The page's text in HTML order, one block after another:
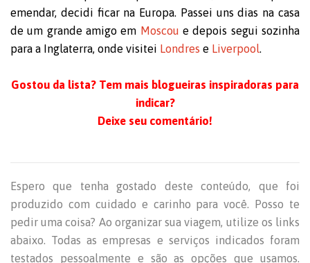
emendar, decidi ficar na Europa. Passei uns dias na casa
de um grande amigo em Moscou e depois segui sozinha
para a Inglaterra, onde visitei Londres e Liverpool.
Gostou da lista? Tem mais blogueiras inspiradoras para
indicar?
Deixe seu comentário!
Espero que tenha gostado deste conteúdo, que foi
produzido com cuidado e carinho para você. Posso te
pedir uma coisa? Ao organizar sua viagem, utilize os links
abaixo. Todas as empresas e serviços indicados foram
testados pessoalmente e são as opções que usamos.